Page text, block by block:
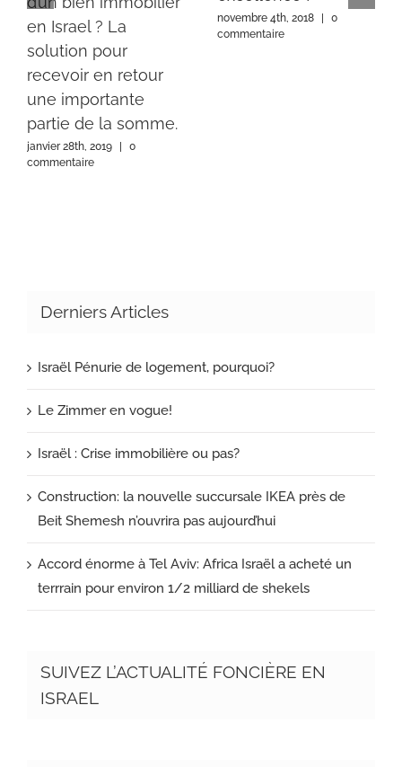
en Israel ? La
solution pour
recevoir en retour
une importante
partie de la somme.
janvier 28th, 2019 |
0
commentaire
novembre 4th, 2018 |
0
commentaire
Derniers Articles
Israël Pénurie de logement, pourquoi?
Le Zimmer en vogue!
Israël : Crise immobilière ou pas?
Construction: la nouvelle succursale IKEA près de
Beit Shemesh n’ouvrira pas aujourd’hui
Accord énorme à Tel Aviv: Africa Israël a acheté un
terrrain pour environ 1/2 milliard de shekels
SUIVEZ L’ACTUALITÉ FONCIÈRE EN
ISRAEL